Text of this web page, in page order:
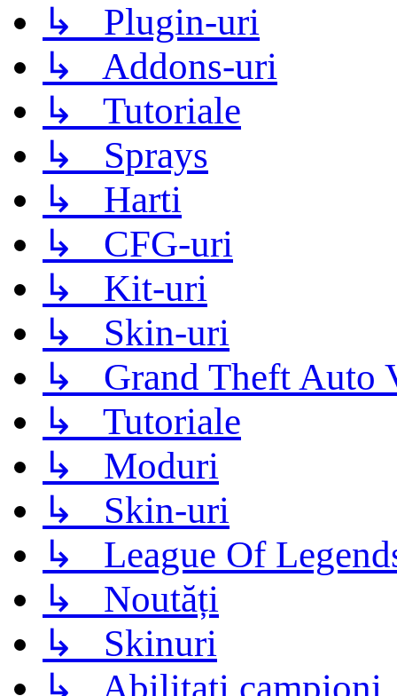
↳ Plugin-uri
↳ Addons-uri
↳ Tutoriale
↳ Sprays
↳ Harti
↳ CFG-uri
↳ Kit-uri
↳ Skin-uri
↳ Grand Theft Auto
↳ Tutoriale
↳ Moduri
↳ Skin-uri
↳ League Of
↳ Noutăți
↳ Skinuri
↳ Abilitati campioni